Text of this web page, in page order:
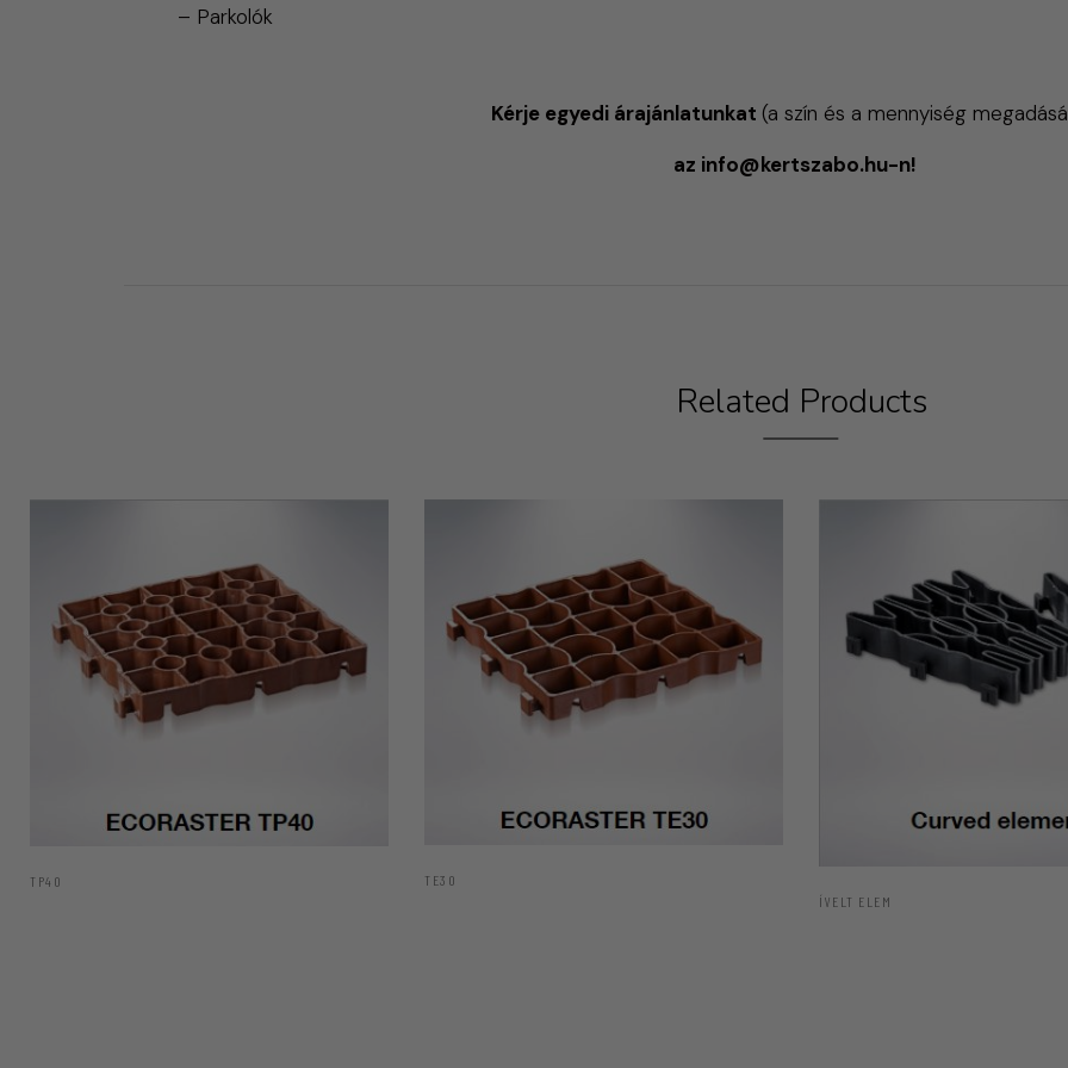
– Parkolók
Kérje egyedi árajánlatunkat (a szín és a mennyiség
az info@kertszabo.hu-n!
Related Products
TP40
TE30
ÍVELT ELEM